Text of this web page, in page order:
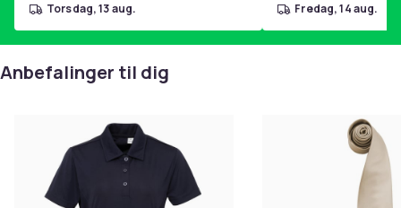
torsdag, 13 aug. fredag, 14 aug.
Anbefalinger til dig